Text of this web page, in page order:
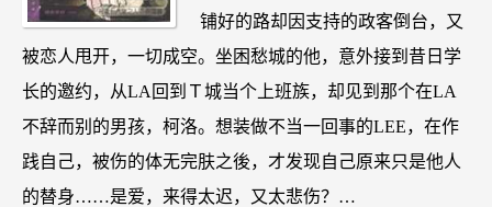
铺好的路却因支持的政客倒台，又
被恋人甩开，一切成空。坐困愁城的他，意外接到昔日学
长的邀约，从LA回到Ｔ城当个上班族，却见到那个在LA
不辞而别的男孩，柯洛。想装做不当一回事的LEE，在作
践自己，被伤的体无完肤之後，才发现自己原来只是他人
的替身……是爱，来得太迟，又太悲伤？…